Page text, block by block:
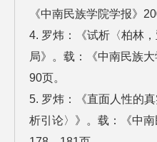
《中南民族学院学报》
4. 罗炜：《试析〈柏林
局》。载：《中南民族
90页。
5. 罗炜：《直面人性的
析引论〉》。载：《中